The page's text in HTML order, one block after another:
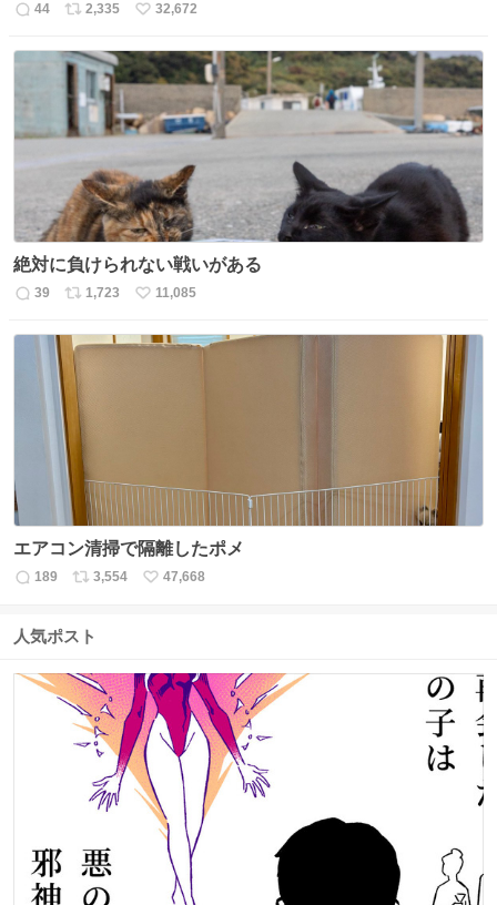
返
数
44
リ
ス
ト
数
2,335
い
ね
数
32,672
絶対に負けられない戦いがある
返
39
リ
ス
ト
数
1,723
い
ね
11,085
エアコン清掃で隔離したポメ
返
数
189
リ
ス
数
3,554
い
47,668
人気ポスト